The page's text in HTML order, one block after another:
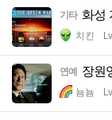
기타 화성
치킨
연예 장원
뇸뇸